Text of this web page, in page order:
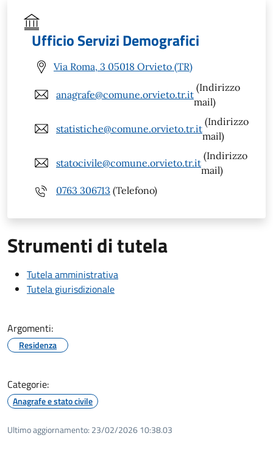
Ufficio Servizi Demografici
Via Roma, 3 05018 Orvieto (TR)
anagrafe@comune.orvieto.tr.it
(Indirizzo
mail)
statistiche@comune.orvieto.tr.it
(Indirizzo
mail)
statocivile@comune.orvieto.tr.it
(Indirizzo
mail)
0763 306713 (Telefono)
Strumenti di tutela
Tutela amministrativa
Tutela giurisdizionale
Argomenti:
Residenza
Categorie:
Anagrafe e stato civile
Ultimo aggiornamento: 23/02/2026 10:38.03